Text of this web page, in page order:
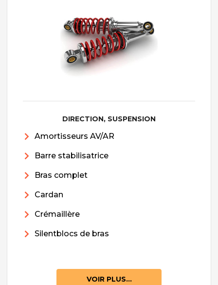
DIRECTION, SUSPENSION
Amortisseurs AV/AR
Barre stabilisatrice
Bras complet
Cardan
Crémaillère
Silentblocs de bras
VOIR PLUS...